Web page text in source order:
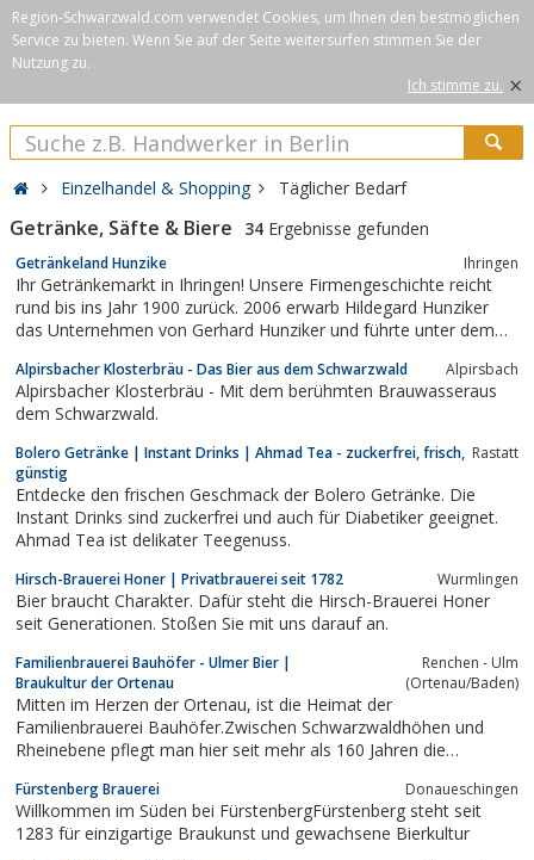
Region-Schwarzwald.com verwendet Cookies, um Ihnen den bestmöglichen
Service zu bieten. Wenn Sie auf der Seite weitersurfen stimmen Sie der
Nutzung zu.
Ich stimme zu. ×
Einzelhandel & Shopping Täglicher Bedarf
Getränke, Säfte & Biere 34 Ergebnisse gefunden
Getränkeland Hunzike Ihringen
Ihr Getränkemarkt in Ihringen! Unsere Firmengeschichte reicht
rund bis ins Jahr 1900 zurück. 2006 erwarb Hildegard Hunziker
das Unternehmen von Gerhard Hunziker und führte unter dem
Namensänderung in „Getränkeland Hunziker GbR“ erfolgte …
Weiter
Alpirsbacher Klosterbräu - Das Bier aus dem Schwarzwald Alpirsbach
Alpirsbacher Klosterbräu - Mit dem berühmten Brauwasseraus
dem Schwarzwald.
Bolero Getränke | Instant Drinks | Ahmad Tea - zuckerfrei, frisch,
günstig
Rastatt
Entdecke den frischen Geschmack der Bolero Getränke. Die
Instant Drinks sind zuckerfrei und auch für Diabetiker geeignet.
Ahmad Tea ist delikater Teegenuss.
Hirsch-Brauerei Honer | Privatbrauerei seit 1782 Wurm­lin­gen
Bier braucht Charakter. Dafür steht die Hirsch-Brauerei Honer
seit Generationen. Stoßen Sie mit uns darauf an.
Familienbrauerei Bauhöfer - Ulmer Bier |
Braukultur der Ortenau
Renchen - Ulm
(Ortenau/Baden)
Mitten im Herzen der Ortenau, ist die Heimat der
Familienbrauerei Bauhöfer.Zwischen Schwarzwaldhöhen und
Rheinebene pflegt man hier seit mehr als 160 Jahren die
Fürstenberg Brauerei Donaueschingen
Willkommen im Süden bei FürstenbergFürstenberg steht seit
1283 für einzigartige Braukunst und gewachsene Bierkultur